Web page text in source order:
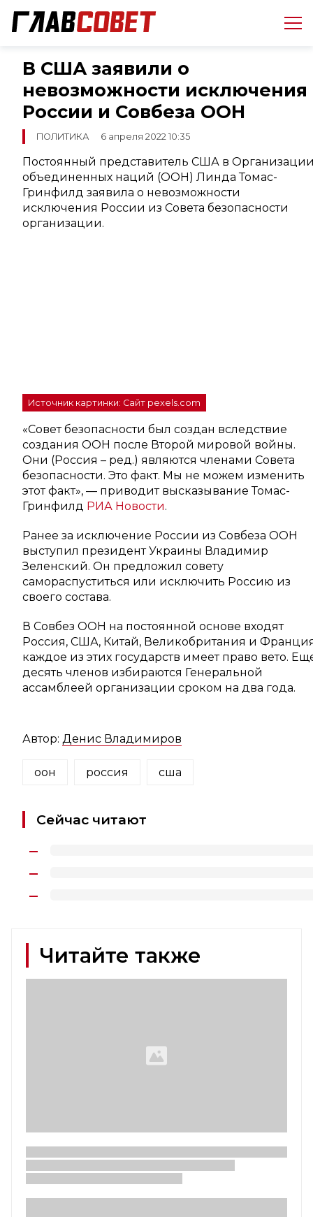
В США заявили о
невозможности исключения
России и Совбеза ООН
ПОЛИТИКА 6 апреля 2022 10:35
Постоянный представитель США в
объединенных наций (ООН) Линда Томас-
Гринфилд заявила о невозможности
исключения России из Совета безопасности
организации.
Источник картинки: Сайт pexels.com
«Совет безопасности был создан вследствие
создания ООН после Второй мировой войны.
Они (Россия – ред.) являются членами Совета
безопасности. Это факт. Мы не можем изменить
этот факт», — приводит высказывание Томас-
Гринфилд РИА Новости.
Ранее за исключение России из Совбеза ООН
выступил президент Украины Владимир
Зеленский. Он предложил совету
самораспуститься или исключить Россию из
своего состава.
В Совбез ООН на постоянной основе входят
Россия, США, Китай, Великобритания и
каждое из этих государств имеет право вето.
десять членов избираются Генеральной
ассамблеей организации сроком на два года.
Автор: Денис Владимиров
оон россия сша
Сейчас читают
Читайте также